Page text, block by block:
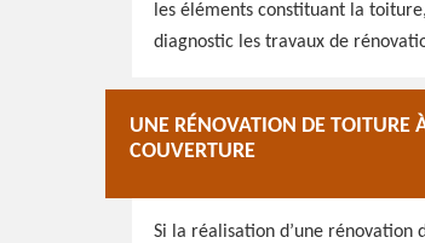
les éléments constituant la
diagnostic les travaux de
UNE RÉNOVATION DE TOITURE
COUVERTURE
Si la réalisation d’une